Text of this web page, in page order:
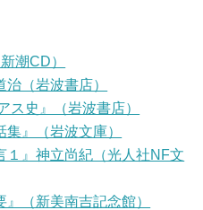
潮CD）
治（岩波書店）
ス史』（岩波書店）
』（岩波文庫）
』神立尚紀（光人社NF文
』（新美南吉記念館）